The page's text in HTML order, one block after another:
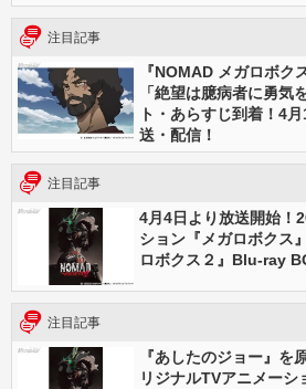
注目記事
『NOMAD メガロボク
「絶望は臆病者に勇気
ト・あらすじ到着！4
送・配信！
注目記事
4月4日より放送開始！
ション『メガロボクス
ロボクス２』Blu-ray
注目記事
『あしたのジョー』を
リジナルTVアニメー